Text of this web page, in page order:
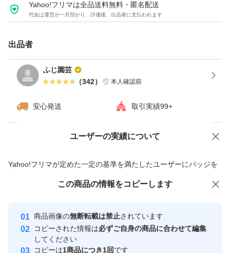
野菜全般でお願いしておりますのが、気温が上がってきた
つくまでに芽が出てしまう事も多々ございます。生物です
ので、ご了承ください。
で、発送しました商品や箱中に、虫や土埃り等混入してる
もし、お送りしました商品に不備がございましたら、必ず
#にんにく
Yahoo!フリマは全品送料無料・匿名配送
代金は運営が一旦預かり、評価後、出品者に支払われます
出品者
ふじ園芸
（342） 本人確認前
安心発送 取引実績99+
ユーザーの実績について
Yahoo!フリマが定めた一定の基準を満たしたユーザーにバッジを
付与しています
安心取引出品者
心・安全なユーザーです
取引実績
価格の相談 商品への質問
この商品の情報をコピーします
商品画像の無断転載は禁止されています
コピーされた情報は必ずご自身の商品に合わせて編集
してください
コピーは1商品につき1回です
この商品をみている人にオススメ